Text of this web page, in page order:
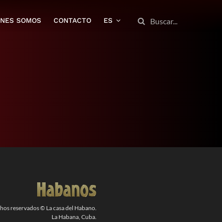
SOMOS CONTACTO ES BUSCAR:
reservados © La casa del Habano.
La Habana, Cuba.